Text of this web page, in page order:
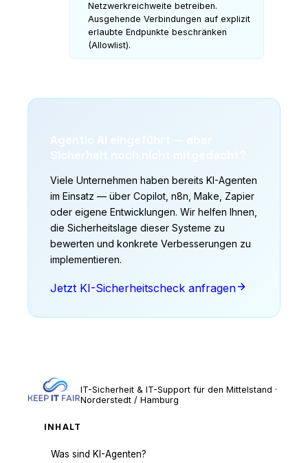
Netzwerkreichweite betreiben.
Ausgehende Verbindungen auf explizit
erlaubte Endpunkte beschränken
(Allowlist).
Agentic AI eingeführt — aber
Sicherheit noch nicht mitgedacht?
Viele Unternehmen haben bereits KI-Agenten
im Einsatz — über Copilot, n8n, Make, Zapier
oder eigene Entwicklungen. Wir helfen Ihnen,
die Sicherheitslage dieser Systeme zu
bewerten und konkrete Verbesserungen zu
implementieren.
Jetzt KI-Sicherheitscheck anfragen
IT-Sicherheit & IT-Support für den Mittelstand ·
Norderstedt / Hamburg
INHALT
Was sind KI-Agenten?